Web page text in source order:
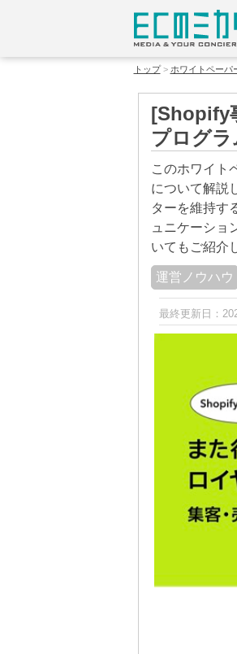
トップ ホワイトペーパ
[Shopify
プログラ
このホワイト
について解説
ターを維持す
ュニケーショ
いてもご紹介
運営ノウハウ
最終更新日：